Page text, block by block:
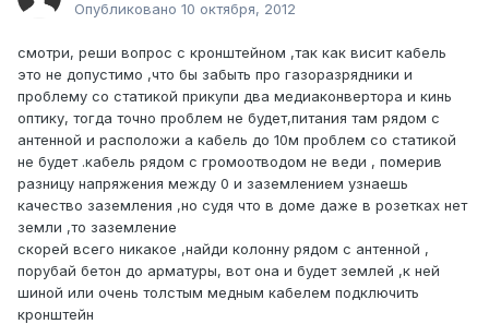
Опубликовано 10 октября, 2012
смотри, реши вопрос с кронштейном ,так как висит кабель
это не допустимо ,что бы забыть про газоразрядники и
проблему со статикой прикупи два медиаконвертора и кинь
оптику, тогда точно проблем не будет,питания там рядом с
антенной и расположи а кабель до 10м проблем со статикой
не будет .кабель рядом с громоотводом не веди , померив
разницу напряжения между 0 и заземлением узнаешь
качество заземления ,но судя что в доме даже в розетках нет
земли ,то заземление
скорей всего никакое ,найди колонну рядом с антенной ,
порубай бетон до арматуры, вот она и будет землей ,к ней
шиной или очень толстым медным кабелем подключить
кронштейн